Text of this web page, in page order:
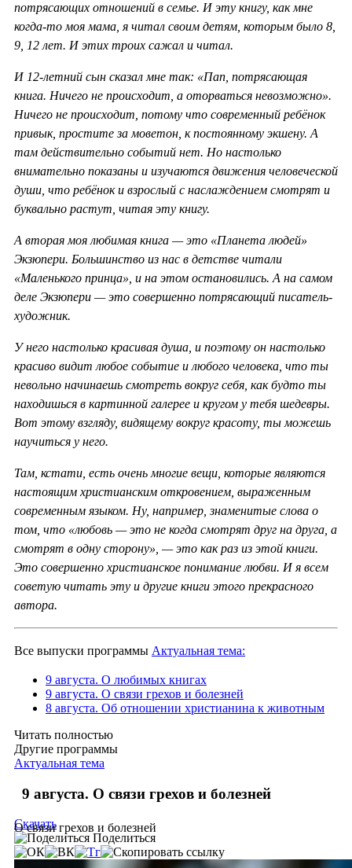
потрясающих отношений в семье. И эту книгу, как мне
когда-то моя мама, я читал своим детям, которым было 8,
9, 12 лет. И этих троих сажал и читал.
И 12-летний сын сказал мне так: «Пап, потрясающая
книга. Ничего не происходит, а оторваться невозможно».
Ничего не происходит, потому что современный ребёнок
привык, простите за моветон, к постоянному экшену. А
там действительно событий нет. Но настолько
внимательно показаны и изучаются движения человеческой
души, что ребёнок и взрослый с наслаждением смотрят и
буквально растут, читая эту книгу.
А вторая моя любимая книга — это «Планета людей»
Экзюпери. Большинство из нас в детстве читали
«Маленького принца», и на этом остановились. А на самом
деле Экзюпери — это совершенно потрясающий писатель-
художник.
У него настолько красивая душа, и поэтому он настолько
красиво видит любое событие и любого человека, что ты
невольно начинаешь смотреть вокруг себя, как будто ты
находишься в картинной галерее и кругом у тебя шедевры.
Вот этому взгляду, видящему вокруг красоту, ты можешь
научиться у него.
Там, кстати, есть очень многие вещи, которые являются
настоящим христианским откровением, выраженным
современным языком. Ну, например, знаменитые слова о
том, что «любовь — это не когда смотрят друг на друга, а
смотрят в одну сторону», — это как раз из этой книги.
Это совершенно христианское понимание любви. И я всем
советую читать эту и другие книги этого прекрасного
автора.
Все выпуски программы Актуальная тема:
9 августа. О любимых книгах
9 августа. О связи грехов и болезней
8 августа. Об отношении христианина к животным
Читать полностью
Другие программы
Актуальная тема
9 августа. О связи грехов и болезней
О связи грехов и болезней
Скачать
Поделиться